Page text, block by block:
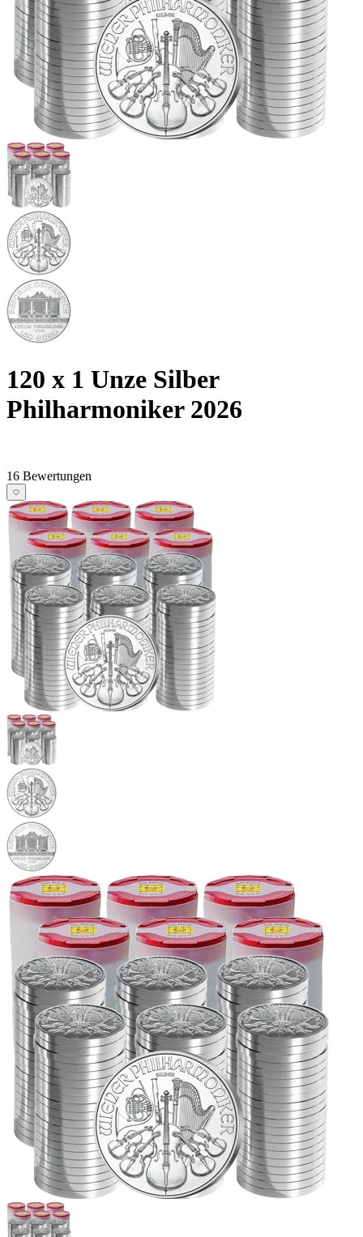
120 x 1 Unze Silber
Philharmoniker 2026
16 Bewertungen